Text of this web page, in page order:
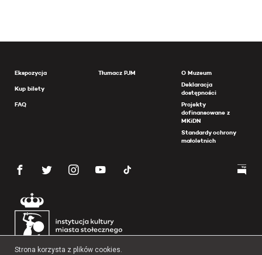
Ekspozycja
Kup bilety
FAQ
Tłumacz PJM
O Muzeum
Deklaracja
dostępności
Projekty
dofinansowane z
MKiDN
Standardy ochrony
małoletnich
Strona korzysta z plików cookies.